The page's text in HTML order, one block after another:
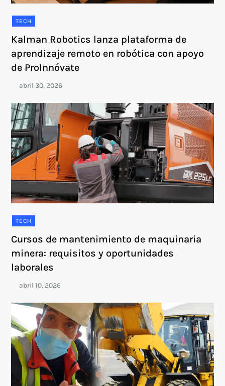
TECH
Kalman Robotics lanza plataforma de
aprendizaje remoto en robótica con apoyo
de ProInnóvate
TECH
Cursos de mantenimiento de maquinaria
minera: requisitos y oportunidades
laborales